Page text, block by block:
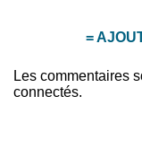
=
Les commentaires
connectés.